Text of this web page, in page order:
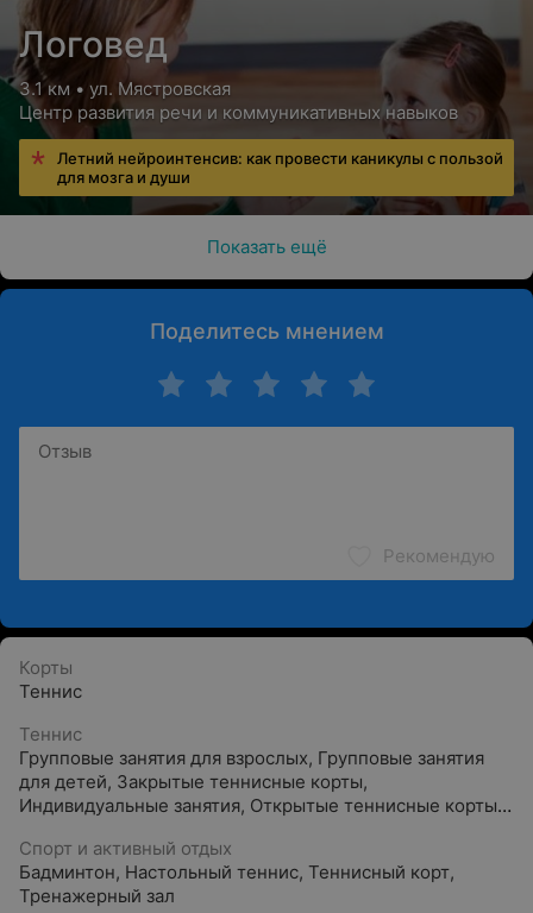
Логовед
3.1 км • ул. Мястровская
Центр развития речи и коммуникативных навыков
Летний нейроинтенсив: как провести каникулы с пользой
для мозга и души
Показать ещё
Поделитесь мнением
Рекомендую
Корты
Теннис
Теннис
Групповые занятия для взрослых, Групповые занятия
для детей, Закрытые теннисные корты,
Индивидуальные занятия, Открытые теннисные корты,
Спорт и активный отдых
Бадминтон, Настольный теннис, Теннисный корт,
Тренажерный зал